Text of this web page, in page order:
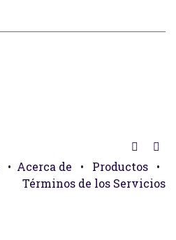
• Acerca de • Productos
•
Términos de los Servicios